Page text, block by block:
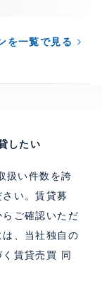
を一覧で見る
したい
扱い件数を誇
さい。賃貸募
らご確認いただ
、当社独自の
賃貸売買 同